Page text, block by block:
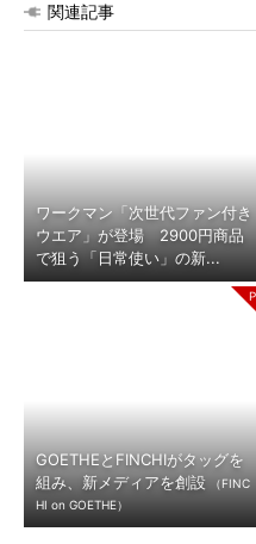
関連記事
ワークマン「次世代ファン付き
ウエア」が登場 2900円商品
で狙う「日常使い」の新...
GOETHEとFINCHIがタッグを
組み、新メディアを創設
（FINC
HI on GOETHE）